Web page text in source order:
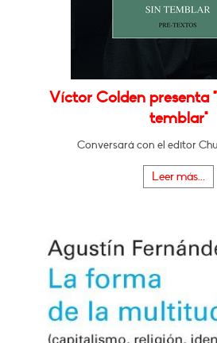
Víctor Colden presenta
temblar"
Conversará con el editor
Leer más...